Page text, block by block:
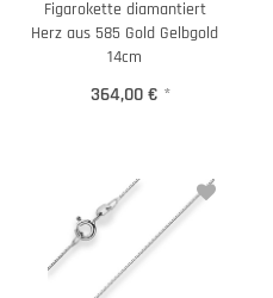
Figarokette diamantiert
Herz aus 585 Gold Gelbgold
14cm
364,00 € *